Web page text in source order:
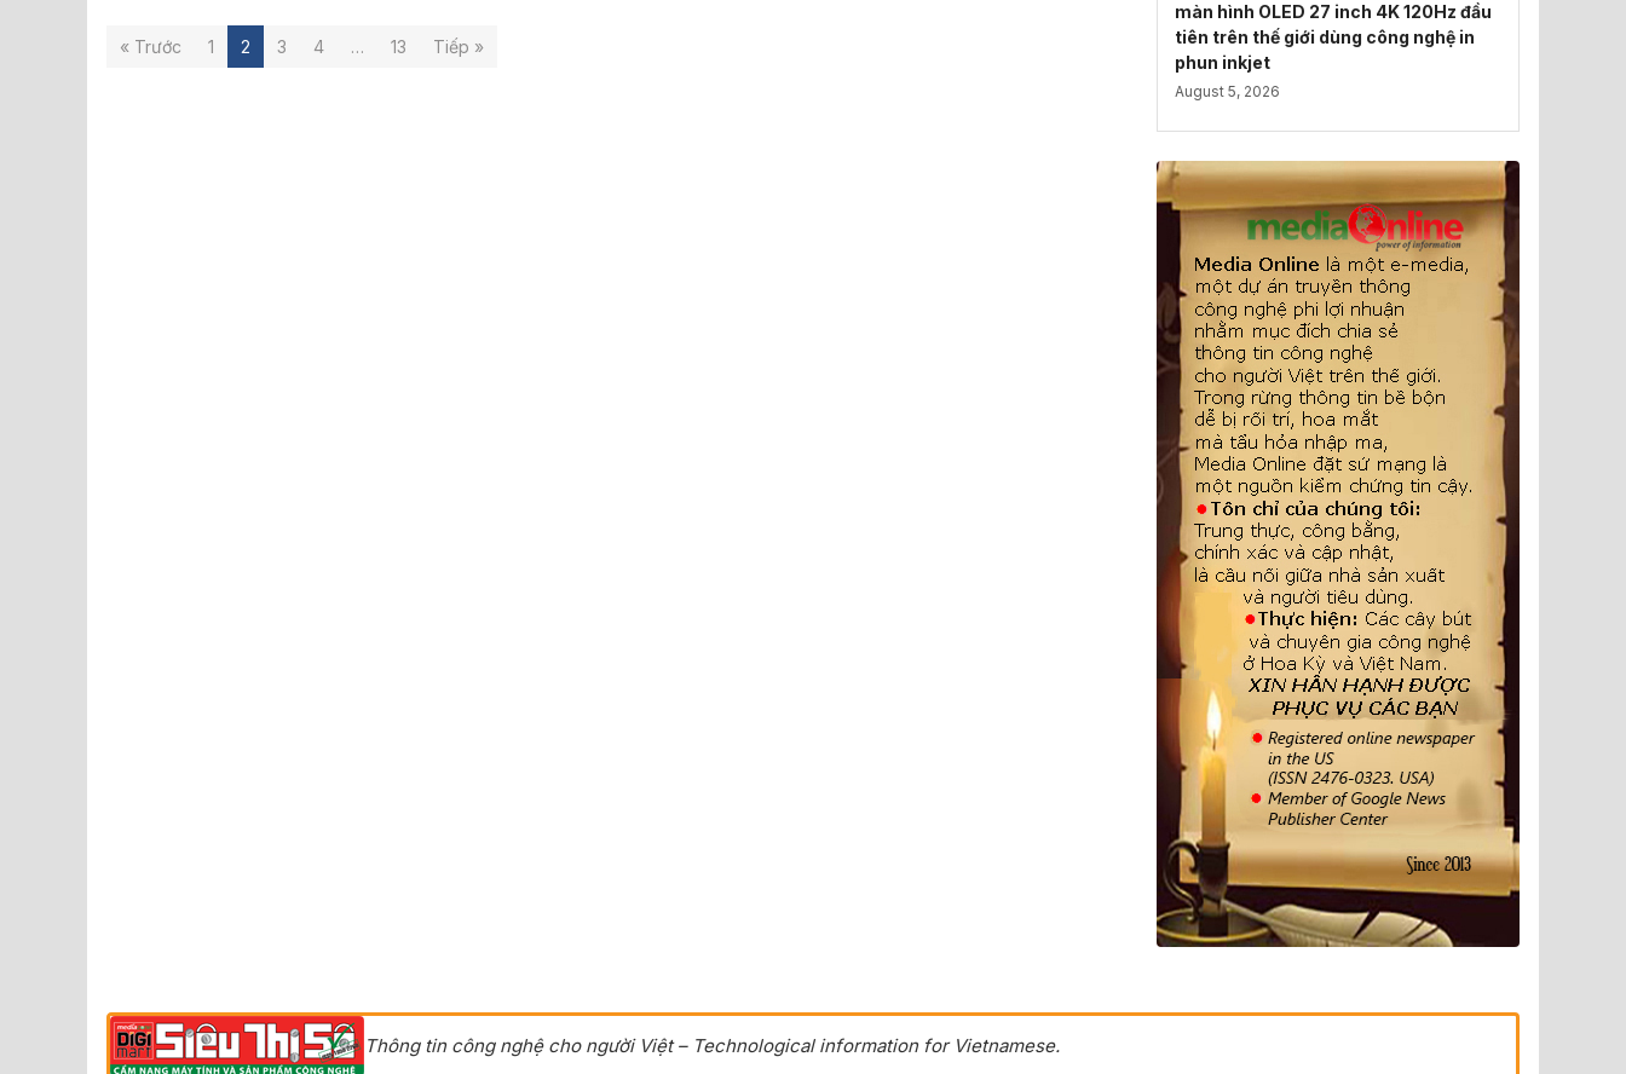
« Trước 1 2 3 4 … 13 Tiếp »
màn hình OLED 27 inch 4K 120Hz đầu
tiên trên thế giới dùng công nghệ in
phun inkjet
August 5, 2026
Thông tin công nghệ cho người Việt – Technological information for Vietnamese.